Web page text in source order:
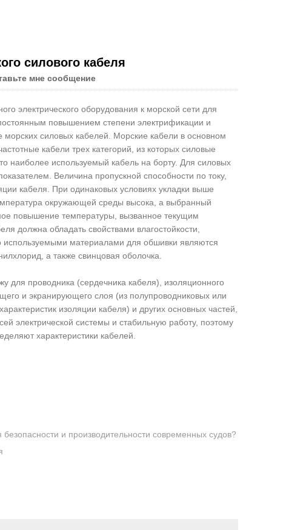
силового кабеля
мне сообщение
электрического оборудования к морской сети для
повышением степени электрификации и
морских силовых кабелей. Морские кабели в основном
кабели трех категорий, из которых силовые
наиболее используемый кабель на борту. Для силовых
Величина пропускной способности по току,
кабеля. При одинаковых условиях укладки выше
окружающей среды высока, а выбранный
повышение температуры, вызванное текущим
должна обладать свойствами влагостойкости,
используемыми материалами для обшивки являются
а также свинцовая оболочка.
для проводника (сердечника кабеля), изоляционного
и экранирующего слоя (из полупроводниковых или
изоляции кабеля) и других основных частей,
электрической системы и стабильную работу, поэтому
характеристики кабелей.
и производительности современных судов?